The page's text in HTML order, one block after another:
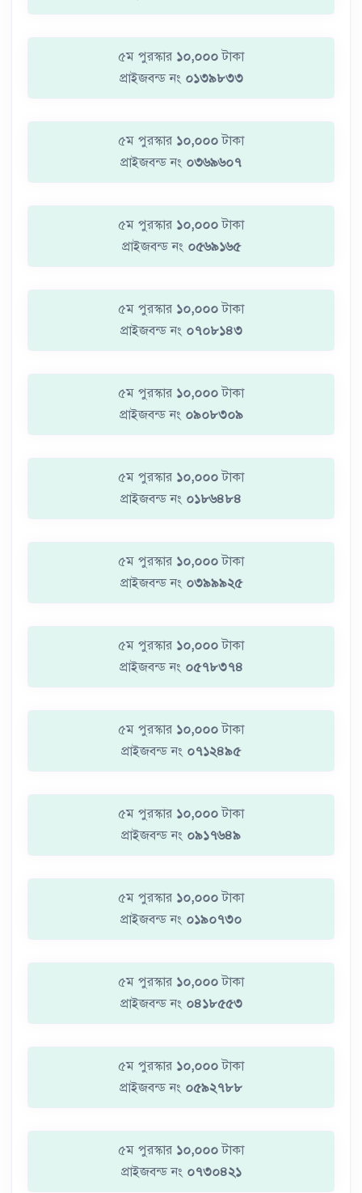
৫ম পুরস্কার ১০,০০০ টাকা
প্রাইজবন্ড নং ০১৩৯৮৩৩
৫ম পুরস্কার ১০,০০০ টাকা
প্রাইজবন্ড নং ০৩৬৯৬০৭
৫ম পুরস্কার ১০,০০০ টাকা
প্রাইজবন্ড নং ০৫৬৯১৬৫
৫ম পুরস্কার ১০,০০০ টাকা
প্রাইজবন্ড নং ০৭০৮১৪৩
৫ম পুরস্কার ১০,০০০ টাকা
প্রাইজবন্ড নং ০৯০৮৩০৯
৫ম পুরস্কার ১০,০০০ টাকা
প্রাইজবন্ড নং ০১৮৬৪৮৪
৫ম পুরস্কার ১০,০০০ টাকা
প্রাইজবন্ড নং ০৩৯৯৯২৫
৫ম পুরস্কার ১০,০০০ টাকা
প্রাইজবন্ড নং ০৫৭৮৩৭৪
৫ম পুরস্কার ১০,০০০ টাকা
প্রাইজবন্ড নং ০৭১২৪৯৫
৫ম পুরস্কার ১০,০০০ টাকা
প্রাইজবন্ড নং ০৯১৭৬৪৯
৫ম পুরস্কার ১০,০০০ টাকা
প্রাইজবন্ড নং ০১৯০৭৩০
৫ম পুরস্কার ১০,০০০ টাকা
প্রাইজবন্ড নং ০৪১৮৫৫৩
৫ম পুরস্কার ১০,০০০ টাকা
প্রাইজবন্ড নং ০৫৯২৭৮৮
৫ম পুরস্কার ১০,০০০ টাকা
প্রাইজবন্ড নং ০৭৩০৪২১